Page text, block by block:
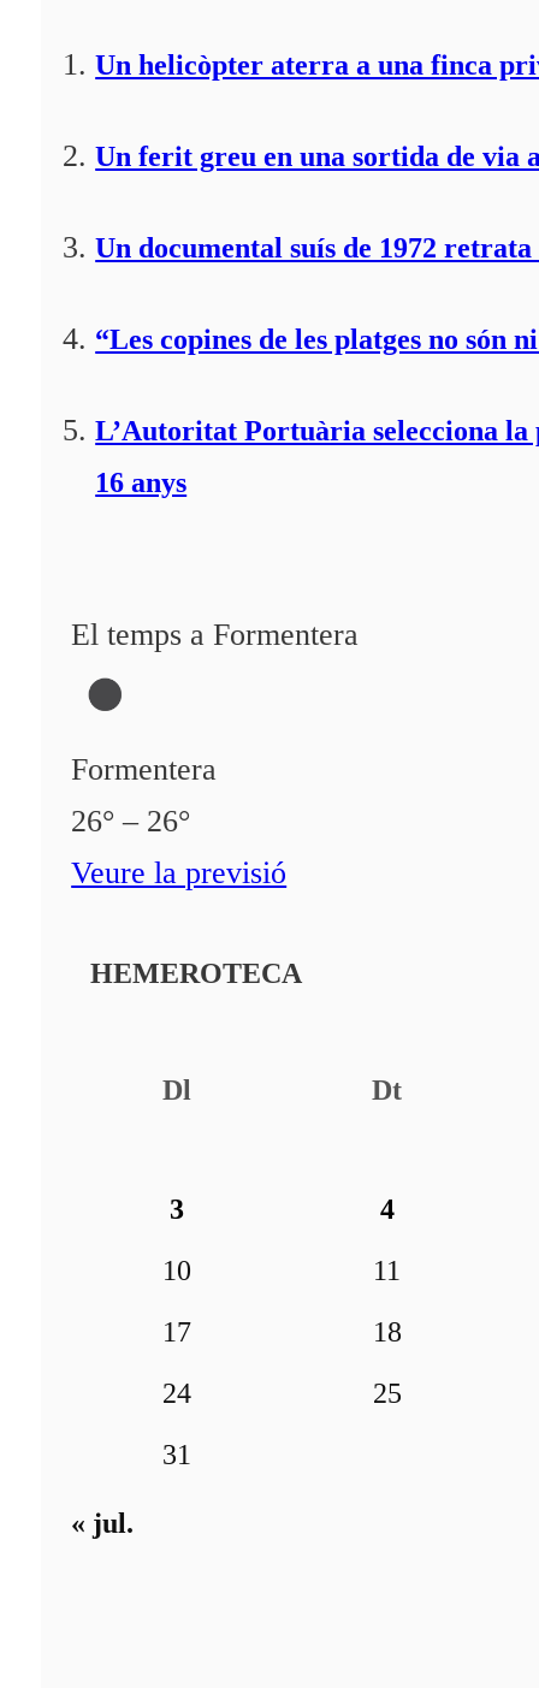
Un helicòpter aterra a una finca
Un ferit greu en una sortida de via
Un documental suís de 1972
“Les copines de les platges no
L’Autoritat Portuària selecciona
16 anys
El temps a Formentera
Formentera
26° – 26°
Veure la previsió
HEMEROTECA
Dl Dt
3
4
10
11
17
18
24
25
31
« jul.